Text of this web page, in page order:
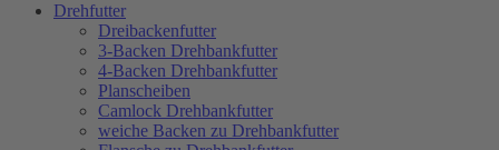
Drehfutter
Dreibackenfutter
3-Backen Drehbankfutter
4-Backen Drehbankfutter
Planscheiben
Camlock Drehbankfutter
weiche Backen zu Drehbankfutter